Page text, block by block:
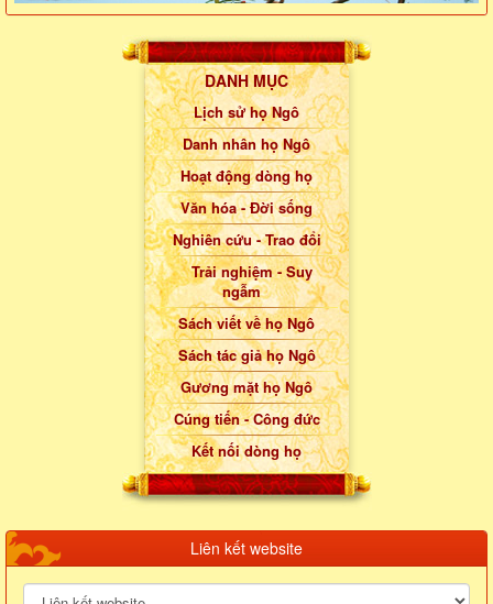
DANH MỤC
Lịch sử họ Ngô
Danh nhân họ Ngô
Hoạt động dòng họ
Văn hóa - Đời sống
Nghiên cứu - Trao đổi
Trải nghiệm - Suy
ngẫm
Sách viết về họ Ngô
Sách tác giả họ Ngô
Gương mặt họ Ngô
Cúng tiến - Công đức
Kết nối dòng họ
Liên kết website